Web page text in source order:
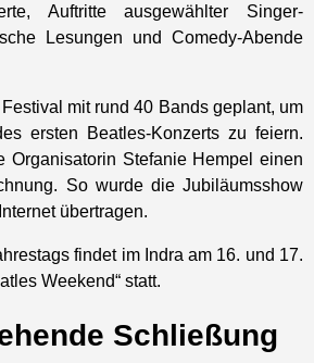
Auftritte ausgewählter Singer-
Lesungen und Comedy-Abende
mit rund 40 Bands geplant, um
ersten Beatles-Konzerts zu feiern.
Organisatorin Stefanie Hempel einen
So wurde die Jubiläumsshow
übertragen.
findet im Indra am 16. und 17.
Weekend“ statt.
Schließung